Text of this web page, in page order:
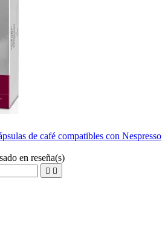
de café compatibles con Nespresso
en reseña(s)
 